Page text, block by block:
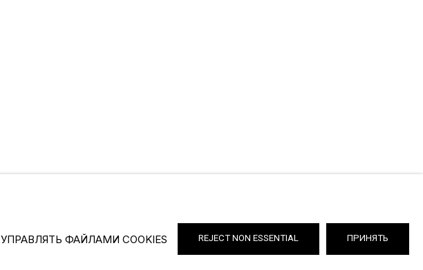
УПРАВЛЯТЬ ФАЙЛАМИ COOKIES REJECT NON ESSENTIAL ПРИНЯТЬ